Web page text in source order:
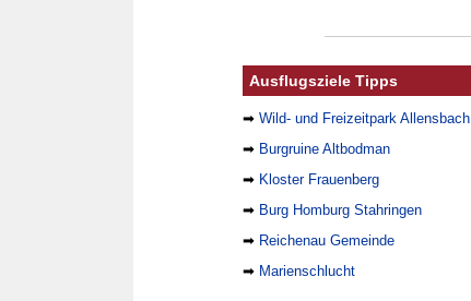
Ausflugsziele Tipps
➡ Wild- und Freizeitpark Allensbach
➡ Burgruine Altbodman
➡ Kloster Frauenberg
➡ Burg Homburg Stahringen
➡ Reichenau Gemeinde
➡ Marienschlucht